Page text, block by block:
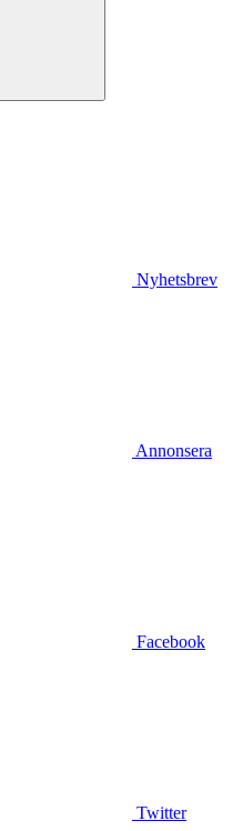
Nyhetsbrev
Annonsera
Facebook
Twitter